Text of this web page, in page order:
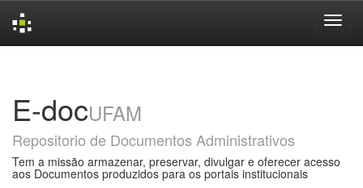
E-docUFAM
Repositorio de Documentos Administrativos
Tem a missão armazenar, preservar, divulgar e oferecer acesso
aos Documentos produzidos para os portais institucionais